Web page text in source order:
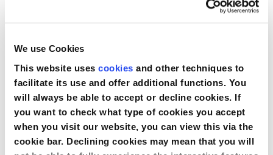
We use Cookies
This website uses cookies and other techniques to
facilitate its use and offer additional functions. You
will always be able to accept or decline cookies. If
you want to check what type of cookies you accept
when you visit our website, you can view this via the
cookie bar. Declining cookies may mean that you will
Hudson Sternlumen-Sauerstoffschlauch
Vergleichen
Produkt anzeigen